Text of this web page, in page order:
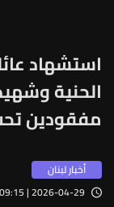
الحنية
مفقودين
أخبار لبنان
2026-04-29 | 09:15